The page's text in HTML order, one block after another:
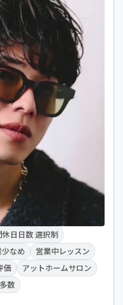
休日日数 選択制
なめ
営業中レッスン
価
アットホームサロン
数